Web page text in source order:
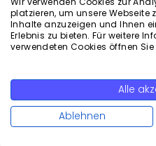
fürUnternehmen
Sicherheit,
Hauptfunktionen
Umfangreiche
unterstützt die
Weiterlesen
platzieren, um unsere Webseite
Inhalte anzuzeigen und Ihnen
Erlebnis zu bieten. Für weitere
verwendeten Cookies öffnen
Alle
Ablehnen